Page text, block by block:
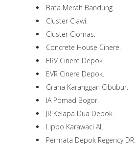
Bata Merah Bandung.
Cluster Ciawi.
Cluster Ciomas.
Concrete House Cinere.
ERV Cinere Depok.
EVR Cinere Depok.
Graha Karanggan Cibubur.
IA Pomad Bogor.
JR Kelapa Dua Depok.
Lippo Karawaci AL.
Permata Depok Regency DR.